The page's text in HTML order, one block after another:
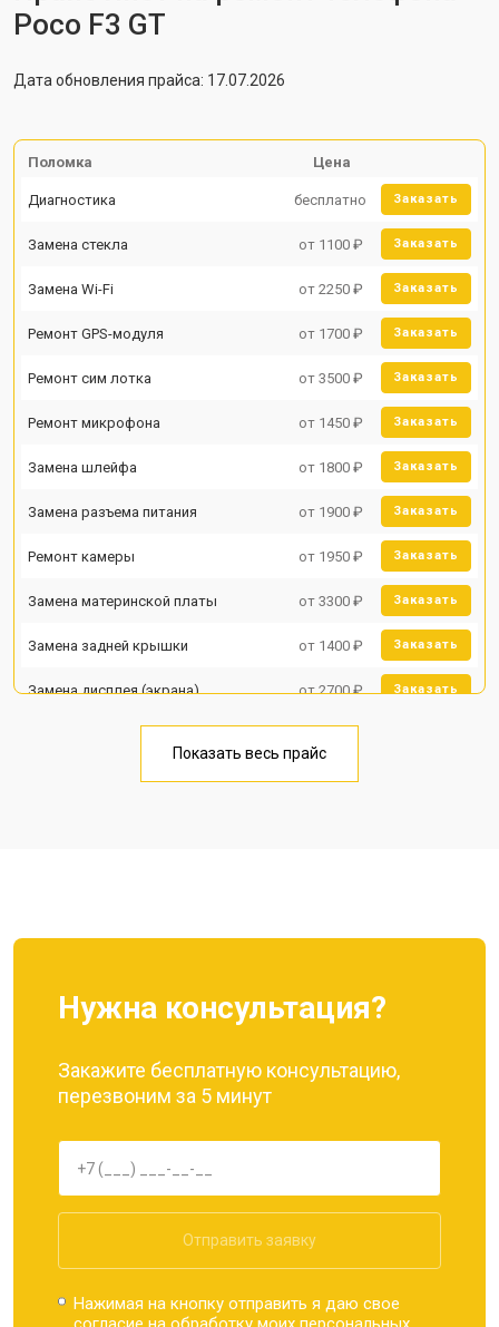
Poco F3 GT
Дата обновления прайса: 17.07.2026
Поломка Цена
Диагностика бесплатно Заказать
Замена стекла от 1100 ₽ Заказать
Замена Wi-Fi от 2250 ₽ Заказать
Ремонт GPS-модуля от 1700 ₽ Заказать
Ремонт сим лотка от 3500 ₽ Заказать
Ремонт микрофона от 1450 ₽ Заказать
Замена шлейфа от 1800 ₽ Заказать
Замена разъема питания от 1900 ₽ Заказать
Ремонт камеры от 1950 ₽ Заказать
Замена материнской платы от 3300 ₽ Заказать
Замена задней крышки от 1400 ₽ Заказать
Замена дисплея (экрана) от 2700 ₽ Заказать
Замена кнопки включения от 1750 ₽
Показать весь прайс
Нужна консультация?
Закажите бесплатную консультацию,
перезвоним за 5 минут
Отправить заявку
Нажимая на кнопку отправить я даю свое